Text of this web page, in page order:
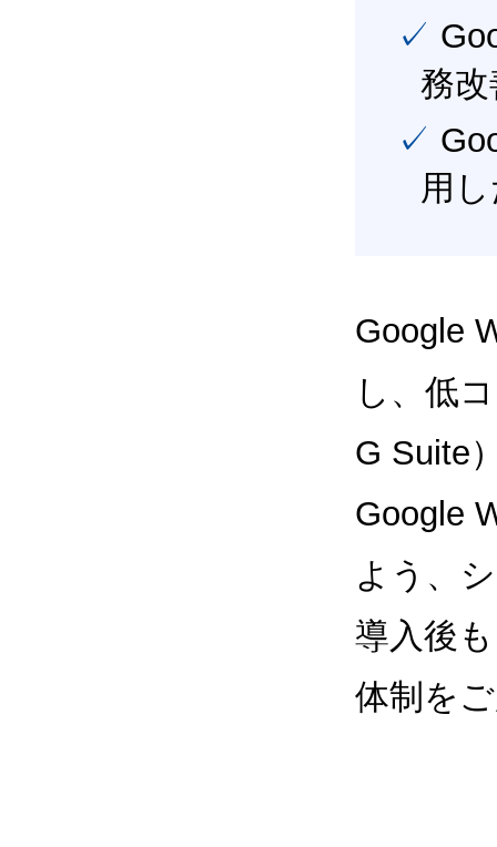
✓ Google Workspace（旧G Suite） を活用し、業
務
✓ Google Workspace（旧G Suite） を最大限に活
用
Google
し、低
G Suite
Google
よう、
導入後
体制を